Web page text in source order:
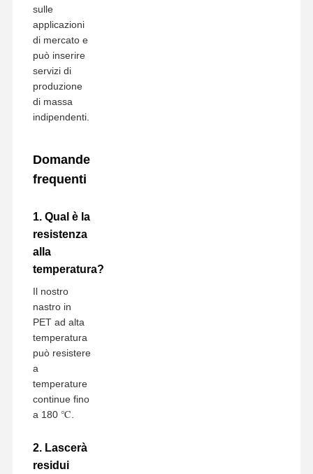
sulle
applicazioni
di mercato e
può inserire
servizi di
produzione
di massa
indipendenti.
Domande
frequenti
1. Qual è la
resistenza
alla
temperatura?
Il nostro
nastro in
PET ad alta
temperatura
può resistere
a
temperature
continue fino
a 180 ℃.
2. Lascerà
residui